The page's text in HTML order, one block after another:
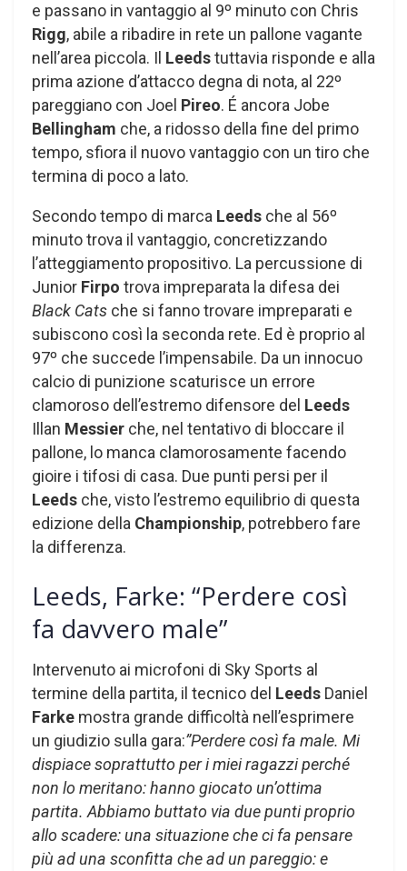
e passano in vantaggio al 9º minuto con Chris
Rigg, abile a ribadire in rete un pallone vagante
nell’area piccola. Il Leedstuttavia risponde e alla
prima azione d’attacco degna di nota, al 22º
pareggiano con Joel Pireo. É ancora Jobe
Bellingham che, a ridosso della fine del primo
tempo, sfiora il nuovo vantaggio con un tiro che
termina di poco a lato.
Secondo tempo di marca Leeds che al 56º
minuto trova il vantaggio, concretizzando
l’atteggiamento propositivo. La percussione di
Junior Firpo trova impreparata la difesa dei
Black Cats che si fanno trovare impreparati e
subiscono così la seconda rete. Ed è proprio al
97º che succede l’impensabile. Da un innocuo
calcio di punizione scaturisce un errore
clamoroso dell’estremo difensore del Leeds
Illan Messier che, nel tentativo di bloccare il
pallone, lo manca clamorosamente facendo
gioire i tifosi di casa. Due punti persi per il
Leeds che, visto l’estremo equilibrio di questa
edizione della Championship, potrebbero fare
la differenza.
Leeds, Farke: “Perdere così
fa davvero male”
Intervenuto ai microfoni di Sky Sports al
termine della partita, il tecnico del Leeds Daniel
Farke mostra grande difficoltà nell’esprimere
un giudizio sulla gara:”Perdere così fa male. Mi
dispiace soprattutto per i miei ragazzi perché
non lo meritano: hanno giocato un’ottima
partita. Abbiamo buttato via due punti proprio
allo scadere: una situazione che ci fa pensare
più ad una sconfitta che ad un pareggio: e